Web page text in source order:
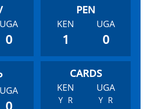
UGA
0
KEN UGA
1 0
UGA KEN UGA
Y R
Y R